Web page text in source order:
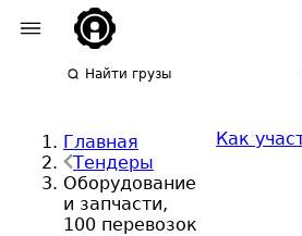
Найти грузы
Главная
Тендеры
Оборудование
и запчасти,
100 перевозок
Как